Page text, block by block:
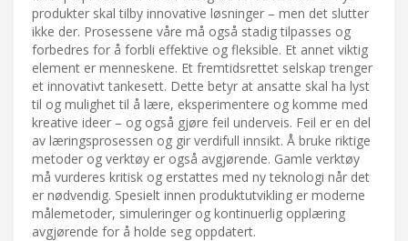
produkter skal tilby innovative løsninger – men det slutter
ikke der. Prosessene våre må også stadig tilpasses og
forbedres for å forbli effektive og fleksible. Et annet viktig
element er menneskene. Et fremtidsrettet selskap trenger
et innovativt tankesett. Dette betyr at ansatte skal ha lyst
til og mulighet til å lære, eksperimentere og komme med
kreative ideer – og også gjøre feil underveis. Feil er en del
av læringsprosessen og gir verdifull innsikt. Å bruke riktige
metoder og verktøy er også avgjørende. Gamle verktøy
må vurderes kritisk og erstattes med ny teknologi når det
er nødvendig. Spesielt innen produktutvikling er moderne
målemetoder, simuleringer og kontinuerlig opplæring
avgjørende for å holde seg oppdatert.